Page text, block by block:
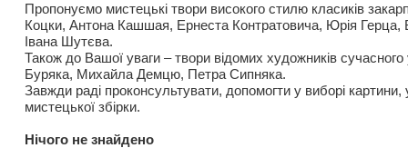
Пропонуємо мистецькі твори високого стилю класиків
Коцки, Антона Кашшая, Ернеста Контратовича, Юрія
Івана Шутєва.
Також до Вашої уваги – твори відомих художників
Буряка, Михайла Демцю, Петра Сипняка.
Завжди раді проконсультувати, допомогти у виборі картини,
мистецької збірки.
Нiчого не знайдено